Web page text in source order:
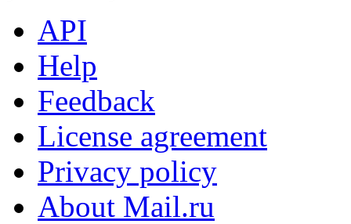
API
Help
Feedback
License agreement
Privacy policy
About Mail.ru